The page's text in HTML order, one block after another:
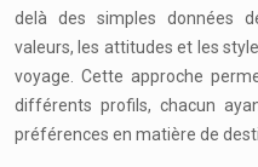
delà des simples données
valeurs, les attitudes et les
voyage. Cette approche
différents profils, chacun
préférences en matière de